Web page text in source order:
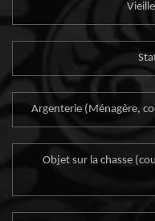
Argenterie (Ménagère,
Objet sur la chasse